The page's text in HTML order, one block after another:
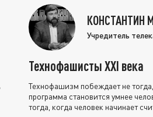
КОНСТАНТИН
Учредитель
Технофашисты XXI века
Технофашизм побеждает не
программа становится умнее
тогда, когда человек начинает